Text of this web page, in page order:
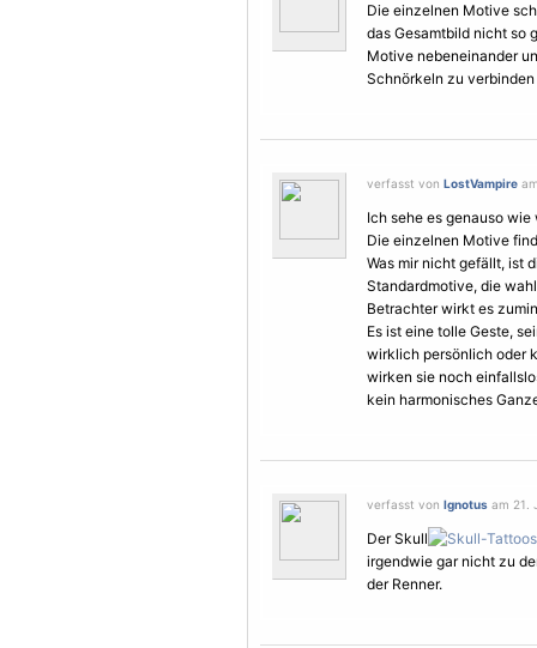
Die einzelnen Motive
das Gesamtbild nicht so
Motive nebeneinander
Schnörkeln zu
verfasst von LostVampire
Ich sehe es genauso wie
Die einzelnen Motive
Was mir nicht gefällt, ist
Standardmotive, die
Betrachter wirkt es
Es ist eine tolle Geste,
wirklich persönlich oder
wirken sie noch
kein harmonisches
verfasst von Ignotus am 21.
Der Skull
irgendwie gar nicht zu
der Renner.